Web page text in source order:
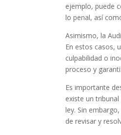
ejemplo, puede
lo penal, así
Asimismo, la
En estos casos,
culpabilidad o
proceso y
Es importante
existe un
ley. Sin
de revisar y